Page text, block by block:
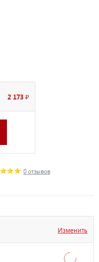
2 173 ₽
0 отзывов
Изменить